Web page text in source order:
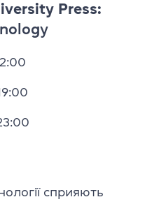
Press:
сприяють